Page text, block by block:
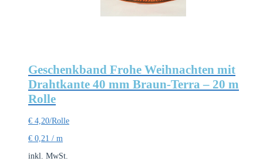
Geschenkband Frohe Weihnachten mit
Drahtkante 40 mm Braun-Terra – 20 m
Rolle
€ 4,20/Rolle
€ 0,21 / m
inkl. MwSt.